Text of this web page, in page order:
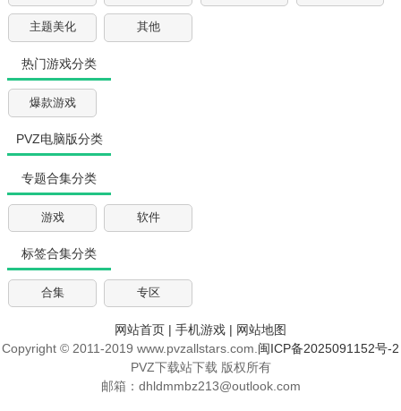
主题美化 其他
热门游戏分类
爆款游戏
PVZ电脑版分类
专题合集分类
游戏 软件
标签合集分类
合集 专区
网站首页 | 手机游戏 | 网站地图
Copyright © 2011-2019 www.pvzallstars.com.闽ICP备2025091152号-2
PVZ下载站下载 版权所有
邮箱：dhldmmbz213@outlook.com